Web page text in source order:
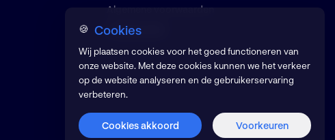
Algemene voorwaarden
© 2026 AVIR
🍪 Cookies
Wij plaatsen cookies voor het goed functioneren van
onze website. Met deze cookies kunnen we het verkeer
op de website analyseren en de gebruikerservaring
verbeteren.
Cookies akkoord Voorkeuren